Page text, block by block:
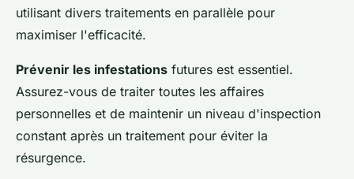
utilisant divers traitements en parallèle pour
maximiser l'efficacité.
Prévenir les infestations futures est essentiel.
Assurez-vous de traiter toutes les affaires
personnelles et de maintenir un niveau d'inspection
constant après un traitement pour éviter la
résurgence.